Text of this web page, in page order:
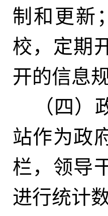
制和更新 ；
校 ， 定期
开的信息
（四
站作为政
栏 ， 领导
进行统计